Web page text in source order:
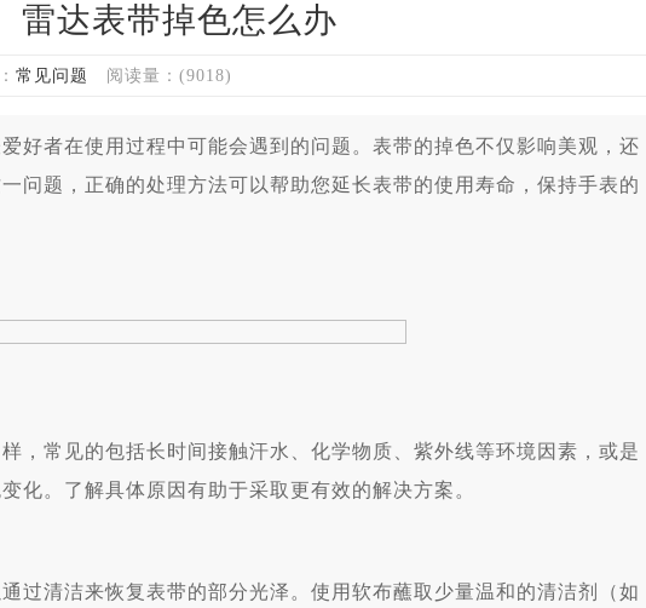
雷达表带掉色怎么办
常见问题 阅读量：(9018)
者在使用过程中可能会遇到的问题。表带的掉色不仅影响美观，还
问题，正确的处理方法可以帮助您延长表带的使用寿命，保持手表的
常见的包括长时间接触汗水、化学物质、紫外线等环境因素，或是
化。了解具体原因有助于采取更有效的解决方案。
清洁来恢复表带的部分光泽。使用软布蘸取少量温和的清洁剂（如